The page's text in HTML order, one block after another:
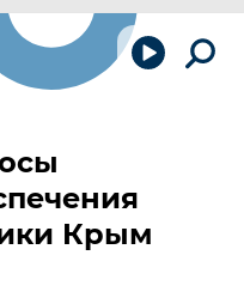
Крым